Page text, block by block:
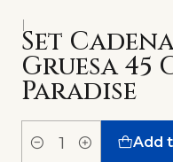
|
Set
Gruesa 45
Paradise
Quantity
Add